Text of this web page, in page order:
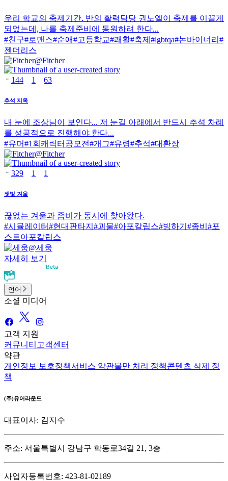
우리 학교의 축제기간. 반의 활력담당 권노엘이 축제를 이끌게
되었는데, 나를 축제준비에 동원하려 한다...
#친구#로맨스#순애#고등학교#쾌활#축제 #lgbtqa#논바이너리 #
젠더리스
@Fitcher
144 1 63
추석 지옥
내 눈에 조상님이 보인다... 저 눈길 아래에서 반드시 추석 차례
를 성공적으로 진행해야 한다...
#유머#1회캐릭터공모전#개그#유령#추석#대환장
@Fitcher
329 1 1
잿빛 겨울
끊없는 겨울과 좀비가 동시에 찾아왔다.
#시뮬레이터#현대판타지 #괴물#아포칼립스#빙하기 #좀비 #포
스트아포칼립스
@세웅
자세히 보기
언어
소셜 미디어
고객 지원
커뮤니티 고객센터
약관
개인정보 보호정책서비스 약관불만 처리 정책콘텐츠 삭제 정
책
(주)유어라운드
대표이사: 김지수
주소: 서울특별시 강남구 학동로34길 21, 3층
사업자등록번호: 423-81-02189